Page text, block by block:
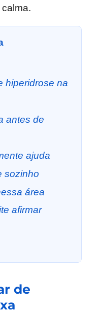
hiperidrose na
antes de
ajuda
sozinho
área
afirmar
de